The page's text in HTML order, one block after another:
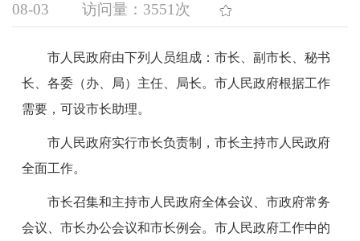
08-03 访问量： 3551次
市人民政府由下列人员组成： 市长、副市长、秘书
长、各委（办、局）主任、局长。市人民政府根据工作
需要，可设市长助理。
市人民政府实行市长负责制，市长主持市人民政府
全面工作。
市长召集和主持市人民政府全体会议、市政府常务
会议、市长办公会议和市长例会。市人民政府工作中的